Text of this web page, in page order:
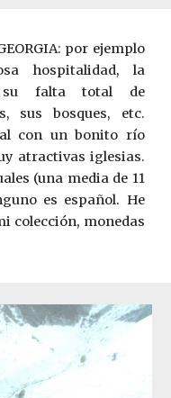
por ejemplo
hospitalidad, la
su falta total de
sus bosques, etc.
con un bonito río
atractivas iglesias.
(una media de 11
es español. He
colección, monedas